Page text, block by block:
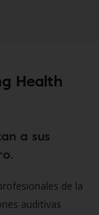
Health
a sus
de la
auditivas